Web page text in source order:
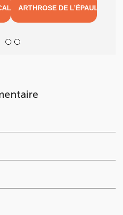
ARTHROSE DE L’ÉPAULE